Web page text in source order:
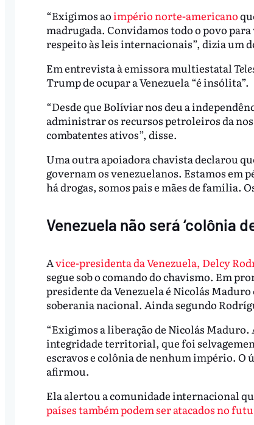
“Exigimos aoimpério norte-americano
madrugada. Convidamos todo o povo
respeito às leis internacionais”, dizia um
Em entrevista à emissora multiestatal
Trump de ocupar a Venezuela “é insólita”.
“Desde que Bolíviar nos deu a
administrar os recursos petroleiros da
combatentes ativos”, disse.
Uma outra apoiadora chavista declarou
governam os venezuelanos. Estamos em
há drogas, somos pais e mães de família.
Venezuela não será ‘colônia
Avice-presidenta da Venezuela, Delcy
segue sob o comando do chavismo. Em
presidente da Venezuela é Nicolás
soberania nacional. Ainda segundo
“Exigimos a liberação de Nicolás Maduro.
integridade territorial, que foi
escravos e colônia de nenhum império. O
afirmou.
Ela alertou a comunidade internacional
países também podem ser atacados no